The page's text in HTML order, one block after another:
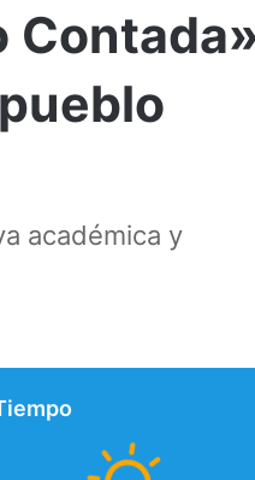
académica y